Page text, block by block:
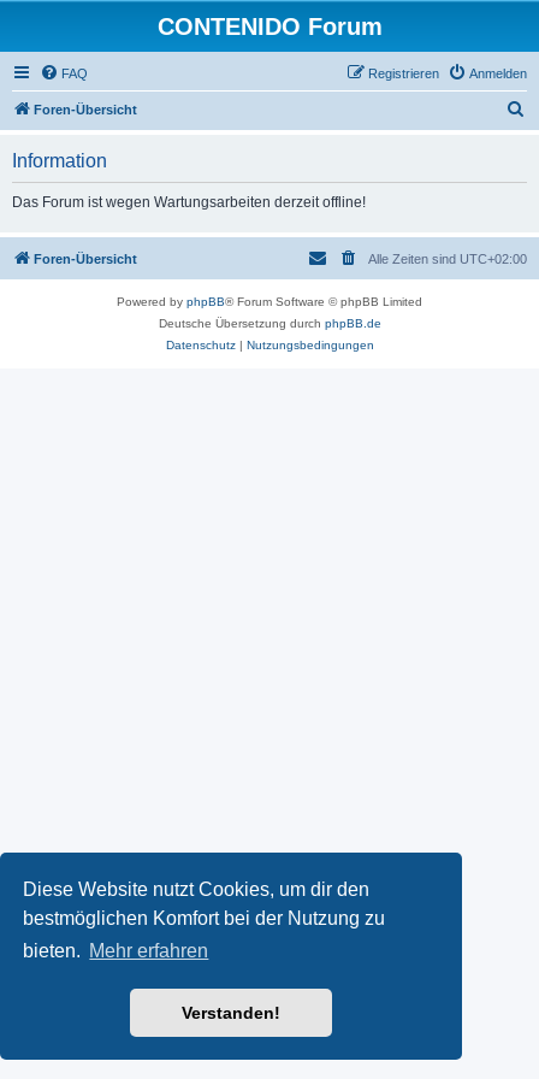
Diese Website nutzt Cookies, um dir den
bestmöglichen Komfort bei der Nutzung zu
bieten. Mehr erfahren
Verstanden!
CONTENIDO Forum
FAQ Anmelden
Registrieren
Foren-Übersicht
Information
Das Forum ist wegen Wartungsarbeiten derzeit offline!
Foren-Übersicht Alle Zeiten sind UTC+02:00
Powered by phpBB® Forum Software © phpBB Limited
Deutsche Übersetzung durch phpBB.de
Datenschutz| Nutzungsbedingungen